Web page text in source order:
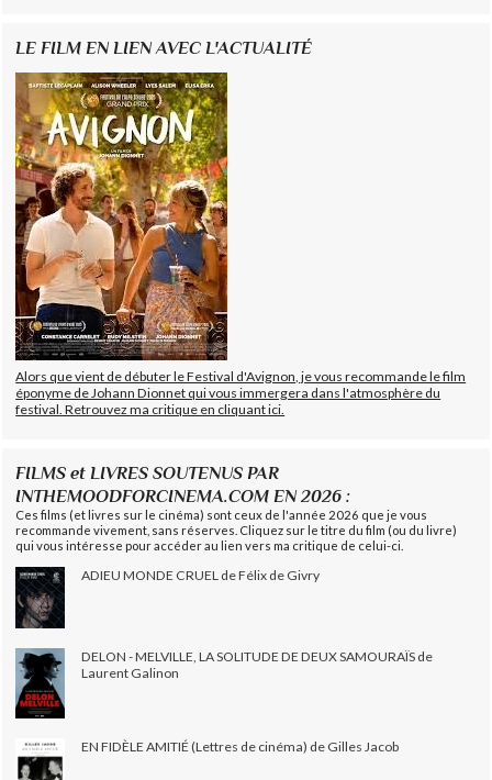
LE FILM EN LIEN AVEC L'ACTUALITÉ
Alors que vient de débuter le Festival d'Avignon, je vous recommande le film
éponyme de Johann Dionnet qui vous immergera dans l'atmosphère du
festival. Retrouvez ma critique en cliquant ici.
FILMS et LIVRES SOUTENUS PAR
INTHEMOODFORCINEMA.COM EN 2026 :
Ces films (et livres sur le cinéma) sont ceux de l'année 2026 que je vous
recommande vivement, sans réserves. Cliquez sur le titre du film (ou du livre)
qui vous intéresse pour accéder au lien vers ma critique de celui-ci.
ADIEU MONDE CRUEL de Félix de Givry
DELON - MELVILLE, LA SOLITUDE DE DEUX SAMOURAÏS de
Laurent Galinon
EN FIDÈLE AMITIÉ (Lettres de cinéma) de Gilles Jacob